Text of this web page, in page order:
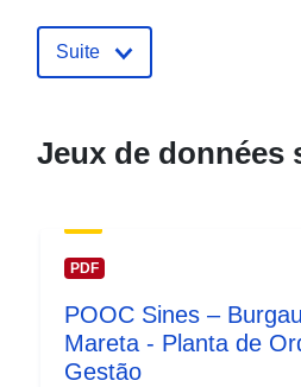
Suite
Jeux de données
PDF
POOC Sines –
Mareta - Planta de
Gestão